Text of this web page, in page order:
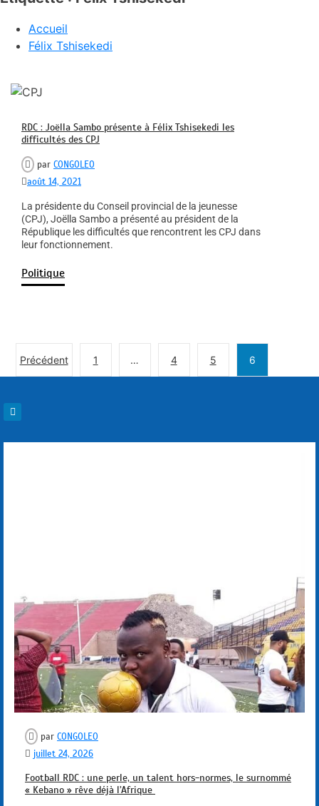
Accueil
Félix Tshisekedi
RDC : Joëlla Sambo présente à Félix Tshisekedi les
difficultés des CPJ
par CONGOLEO
août 14, 2021
La présidente du Conseil provincial de la jeunesse
(CPJ), Joëlla Sambo a présenté au président de la
République les difficultés que rencontrent les CPJ dans
leur fonctionnement.
Politique
Précédent 1 … 4 5 6
par CONGOLEO
juillet 24, 2026
Football RDC : une perle, un talent hors-normes, le surnommé
« Kebano » rêve déjà l’Afrique